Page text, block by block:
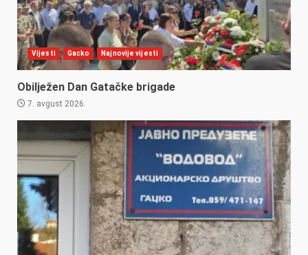
Vijesti Gacko Najnovije vijesti
Obilježen Dan Gatačke brigade
7. avgust 2026.